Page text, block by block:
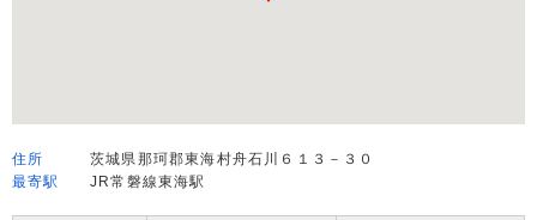
住所
茨城県那珂郡東海村舟石川６１３－３０
最寄駅
JR常磐線東海駅